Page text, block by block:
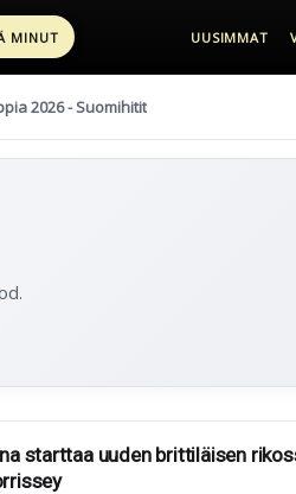
MINUT UUSIMMAT
2026 - Suomihitit
starttaa uuden brittiläisen